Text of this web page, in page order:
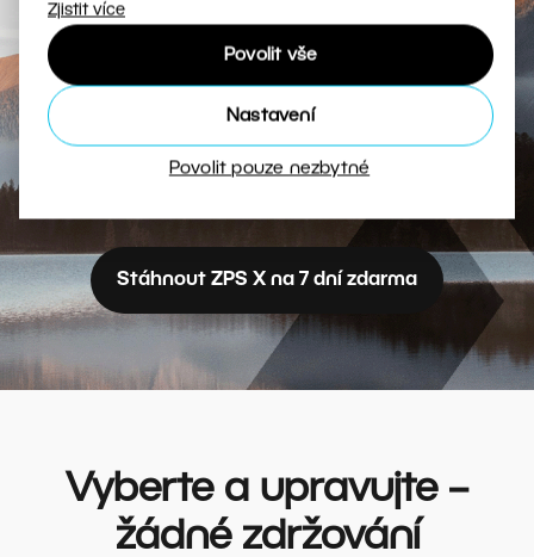
Zjistit více
Povolit vše
Nastavení
Povolit pouze nezbytné
Stáhněte si Zoner Photo Studio X
ještě dnes.
Stáhnout ZPS X na 7 dní zdarma
Vyberte a upravujte –
žádné zdržování